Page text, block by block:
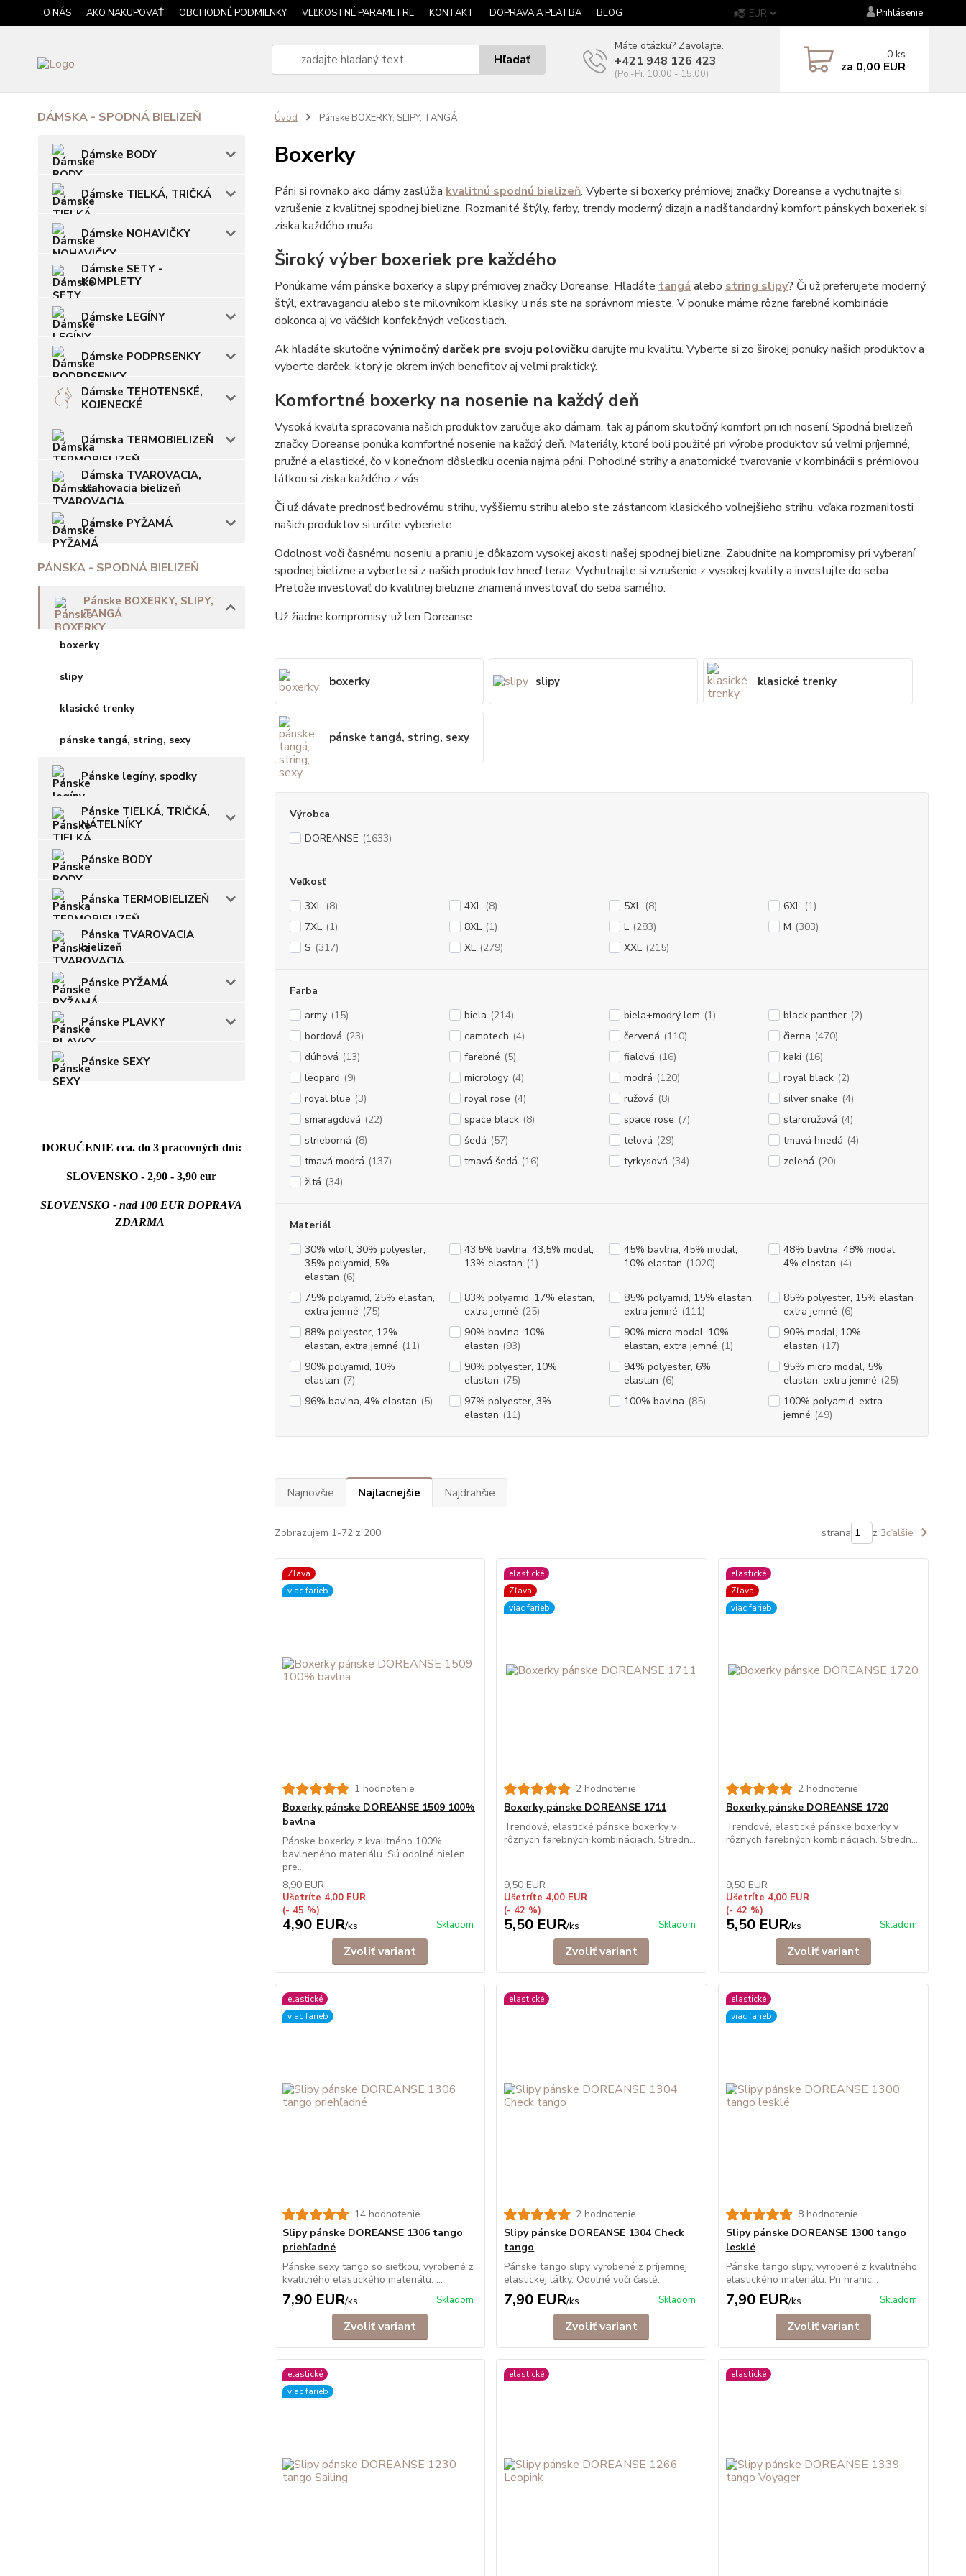
O NÁS AKO NAKUPOVAŤ OBCHODNÉ PODMIENKY VEĽKOSTNÉ PARAMETRE KONTAKT DOPRAVA A PLATBA BLOG EUR Prihlásenie
Hľadať
Máte otázku? Zavolajte.
+421 948 126 423
(Po.-Pi. 10.00 - 15.00)
0 ks
za 0,00 EUR
DÁMSKA - SPODNÁ BIELIZEŇ
Dámske BODY
Dámske TIELKÁ, TRIČKÁ
Dámske NOHAVIČKY
Dámske SETY -
KOMPLETY
Dámske LEGÍNY
Dámske PODPRSENKY
Dámske TEHOTENSKÉ,
KOJENECKÉ
Dámska TERMOBIELIZEŇ
Dámska TVAROVACIA,
sťahovacia bielizeň
Dámske PYŽAMÁ
PÁNSKA - SPODNÁ BIELIZEŇ
Pánske BOXERKY, SLIPY,
TANGÁ
boxerky
slipy
klasické trenky
pánske tangá, string, sexy
Pánske legíny, spodky
Pánske TIELKÁ, TRIČKÁ,
NÁTELNÍKY
Pánske BODY
Pánska TERMOBIELIZEŇ
Pánska TVAROVACIA
bielizeň
Pánske PYŽAMÁ
Pánske PLAVKY
Pánske SEXY
DORUČENIE cca. do 3 pracovných dní:
SLOVENSKO - 2,90 - 3,90 eur
SLOVENSKO - nad 100 EUR DOPRAVA
ZDARMA
Úvod Pánske BOXERKY, SLIPY, TANGÁ
Boxerky
Páni si rovnako ako dámy zaslúžia kvalitnú spodnú bielizeň. Vyberte si boxerky prémiovej značky Doreanse a vychutnajte si
vzrušenie z kvalitnej spodnej bielizne. Rozmanité štýly, farby, trendy moderný dizajn a nadštandardný komfort pánskych boxeriek si
získa každého muža.
Široký výber boxeriek pre každého
Ponúkame vám pánske boxerky a slipy prémiovej značky Doreanse. Hľadáte tangá alebo string slipy? Či už preferujete moderný
štýl, extravaganciu alebo ste milovníkom klasiky, u nás ste na správnom mieste. V ponuke máme rôzne farebné kombinácie
dokonca aj vo väčších konfekčných veľkostiach.
Ak hľadáte skutočne výnimočný darček pre svoju polovičku darujte mu kvalitu. Vyberte si zo širokej ponuky našich produktov a
vyberte darček, ktorý je okrem iných benefitov aj veľmi praktický.
Komfortné boxerky na nosenie na každý deň
Vysoká kvalita spracovania našich produktov zaručuje ako dámam, tak aj pánom skutočný komfort pri ich nosení. Spodná bielizeň
značky Doreanse ponúka komfortné nosenie na každý deň. Materiály, ktoré boli použité pri výrobe produktov sú veľmi príjemné,
pružné a elastické, čo v konečnom dôsledku ocenia najmä páni. Pohodlné strihy a anatomické tvarovanie v kombinácii s prémiovou
látkou si získa každého z vás.
Či už dávate prednosť bedrovému strihu, vyššiemu strihu alebo ste zástancom klasického voľnejšieho strihu, vďaka rozmanitosti
našich produktov si určite vyberiete.
Odolnosť voči časnému noseniu a praniu je dôkazom vysokej akosti našej spodnej bielizne. Zabudnite na kompromisy pri vyberaní
spodnej bielizne a vyberte si z našich produktov hneď teraz. Vychutnajte si vzrušenie z vysokej kvality a investujte do seba.
Pretože investovať do kvalitnej bielizne znamená investovať do seba samého.
Už žiadne kompromisy, už len Doreanse.
boxerky slipy klasické trenky
pánske tangá, string, sexy
Výrobca
DOREANSE (1633)
Veľkosť
3XL (8) 4XL (8) 5XL (8) 6XL (1)
7XL (1) 8XL (1) L (283) M (303)
S (317) XL (279) XXL (215)
Farba
army (15) biela (214) biela+modrý lem (1) black panther (2)
bordová (23) camotech (4) červená (110) čierna (470)
dúhová (13) farebné (5) fialová (16) kaki (16)
leopard (9) micrology (4) modrá (120) royal black (2)
royal blue (3) royal rose (4) ružová (8) silver snake (4)
smaragdová (22) space black (8) space rose (7) staroružová (4)
strieborná (8) šedá (57) telová (29) tmavá hnedá (4)
tmavá modrá (137) tmavá šedá (16) tyrkysová (34) zelená (20)
žltá (34)
Materiál
30% viloft, 30% polyester,
35% polyamid, 5%
elastan (6)
43,5% bavlna, 43,5% modal,
13% elastan (1)
45% bavlna, 45% modal,
10% elastan (1020)
48% bavlna, 48% modal,
4% elastan (4)
75% polyamid, 25% elastan,
extra jemné (75)
83% polyamid, 17% elastan,
extra jemné (25)
85% polyamid, 15% elastan,
extra jemné (111)
85% polyester, 15% elastan
extra jemné (6)
88% polyester, 12%
elastan, extra jemné (11)
90% bavlna, 10%
elastan (93)
90% micro modal, 10%
elastan, extra jemné (1)
90% modal, 10%
elastan (17)
90% polyamid, 10%
elastan (7)
90% polyester, 10%
elastan (75)
94% polyester, 6%
elastan (6)
95% micro modal, 5%
elastan, extra jemné (25)
96% bavlna, 4% elastan (5)
97% polyester, 3%
elastan (11)
100% bavlna (85)
100% polyamid, extra
jemné (49)
Najnovšie Najlacnejšie Najdrahšie
Zobrazujem 1-72 z 200 strana z 3ďalšie
Zľava
viac farieb
1 hodnotenie
Boxerky pánske DOREANSE 1509 100%
bavlna
Pánske boxerky z kvalitného 100%
bavlneného materiálu. Sú odolné nielen
pre...
8,90 EUR
Ušetríte 4,00 EUR
(- 45 %)
4,90 EUR/ks Skladom
Zvoliť variant
elastické
Zľava
viac farieb
2 hodnotenie
Boxerky pánske DOREANSE 1711
Trendové, elastické pánske boxerky v
rôznych farebných kombináciach. Stredn...
9,50 EUR
Ušetríte 4,00 EUR
(- 42 %)
5,50 EUR/ks Skladom
Zvoliť variant
elastické
Zľava
viac farieb
2 hodnotenie
Boxerky pánske DOREANSE 1720
Trendové, elastické pánske boxerky v
rôznych farebných kombináciach. Stredn...
9,50 EUR
Ušetríte 4,00 EUR
(- 42 %)
5,50 EUR/ks Skladom
Zvoliť variant
elastické
viac farieb
14 hodnotenie
Slipy pánske DOREANSE 1306 tango
priehľadné
Pánske sexy tango so sieťkou, vyrobené z
kvalitného elastického materiálu. ...
7,90 EUR/ks Skladom
Zvoliť variant
elastické
2 hodnotenie
Slipy pánske DOREANSE 1304 Check
tango
Pánske tango slipy vyrobené z príjemnej
elastickej látky. Odolné voči časté...
7,90 EUR/ks Skladom
Zvoliť variant
elastické
viac farieb
8 hodnotenie
Slipy pánske DOREANSE 1300 tango
lesklé
Pánske tango slipy, vyrobené z kvalitného
elastického materiálu. Pri hranic...
7,90 EUR/ks Skladom
Zvoliť variant
elastické
viac farieb
elastické elastické